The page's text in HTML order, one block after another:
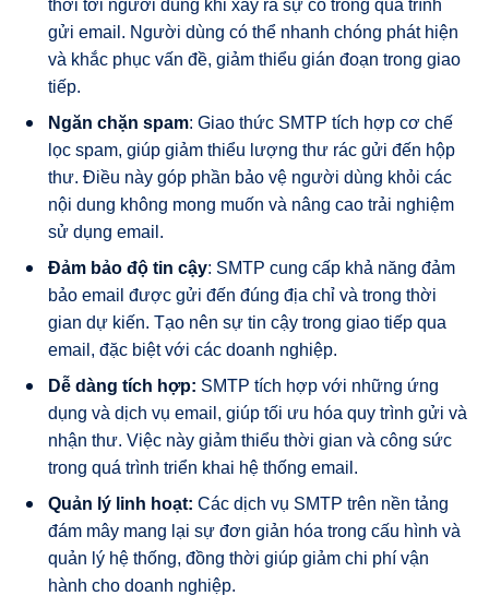
thời tới người dùng khi xảy ra sự cố trong quá trình
gửi email. Người dùng có thể nhanh chóng phát hiện
và khắc phục vấn đề, giảm thiểu gián đoạn trong giao
tiếp.
Ngăn chặn spam: Giao thức SMTP tích hợp cơ chế
lọc spam, giúp giảm thiểu lượng thư rác gửi đến hộp
thư. Điều này góp phần bảo vệ người dùng khỏi các
nội dung không mong muốn và nâng cao trải nghiệm
sử dụng email.
Đảm bảo độ tin cậy: SMTP cung cấp khả năng đảm
bảo email được gửi đến đúng địa chỉ và trong thời
gian dự kiến. Tạo nên sự tin cậy trong giao tiếp qua
email, đặc biệt với các doanh nghiệp.
Dễ dàng tích hợp: SMTP tích hợp với những ứng
dụng và dịch vụ email, giúp tối ưu hóa quy trình gửi và
nhận thư. Việc này giảm thiểu thời gian và công sức
trong quá trình triển khai hệ thống email.
Quản lý linh hoạt: Các dịch vụ SMTP trên nền tảng
đám mây mang lại sự đơn giản hóa trong cấu hình và
quản lý hệ thống, đồng thời giúp giảm chi phí vận
hành cho doanh nghiệp.